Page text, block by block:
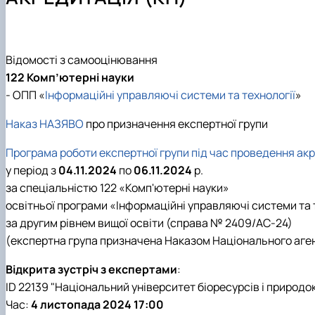
Склад кафедри
Випускники ІПЗ
Робочі програми
Комп'ютерні науки (бакалавр)
Штучний інтелект та робототехніка (магістр)
Інші спеціальності
Відомості з самооцінювання
122 Комп’ютерні науки
- ОПП «Інформаційні управляючі системи та технології»
Наказ НАЗЯВО про призначення експертної групи
Програма роботи експертної групи під час проведення
у період з04.11.2024 по06.11.2024 р.
за спеціальністю 122 «Комп'ютерні науки»
освітньої програми «Інформаційні управляючі системи та
за другим рівнем вищої освіти (справа № 2409/АС-24)
(експертна група призначена Наказом Національного
Відкрита зустріч з експертами:
ID 22139 "Національний університет біоресурсів і
Час:4 листопада 2024 17:00